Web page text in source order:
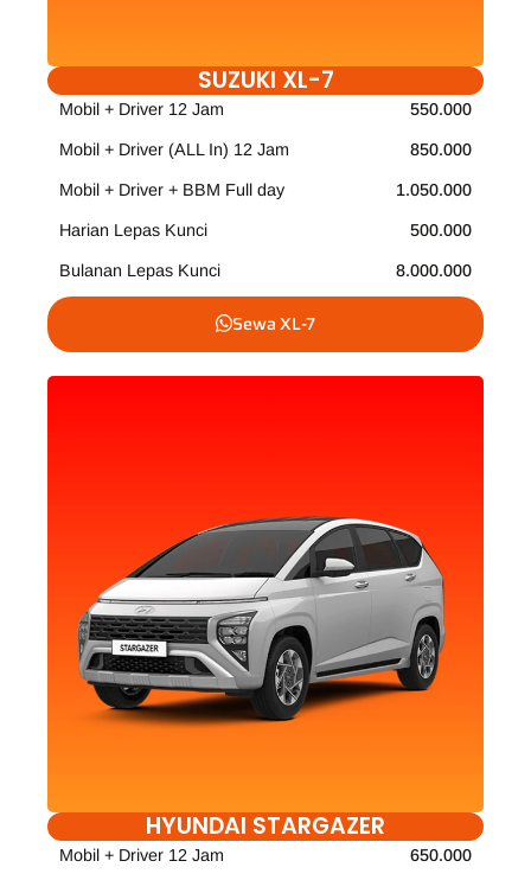
SUZUKI XL-7
Mobil + Driver 12 Jam 550.000
Mobil + Driver (ALL In) 12 Jam 850.000
Mobil + Driver + BBM Full day 1.050.000
Harian Lepas Kunci 500.000
Bulanan Lepas Kunci 8.000.000
Sewa XL-7
HYUNDAI STARGAZER
Mobil + Driver 12 Jam 650.000